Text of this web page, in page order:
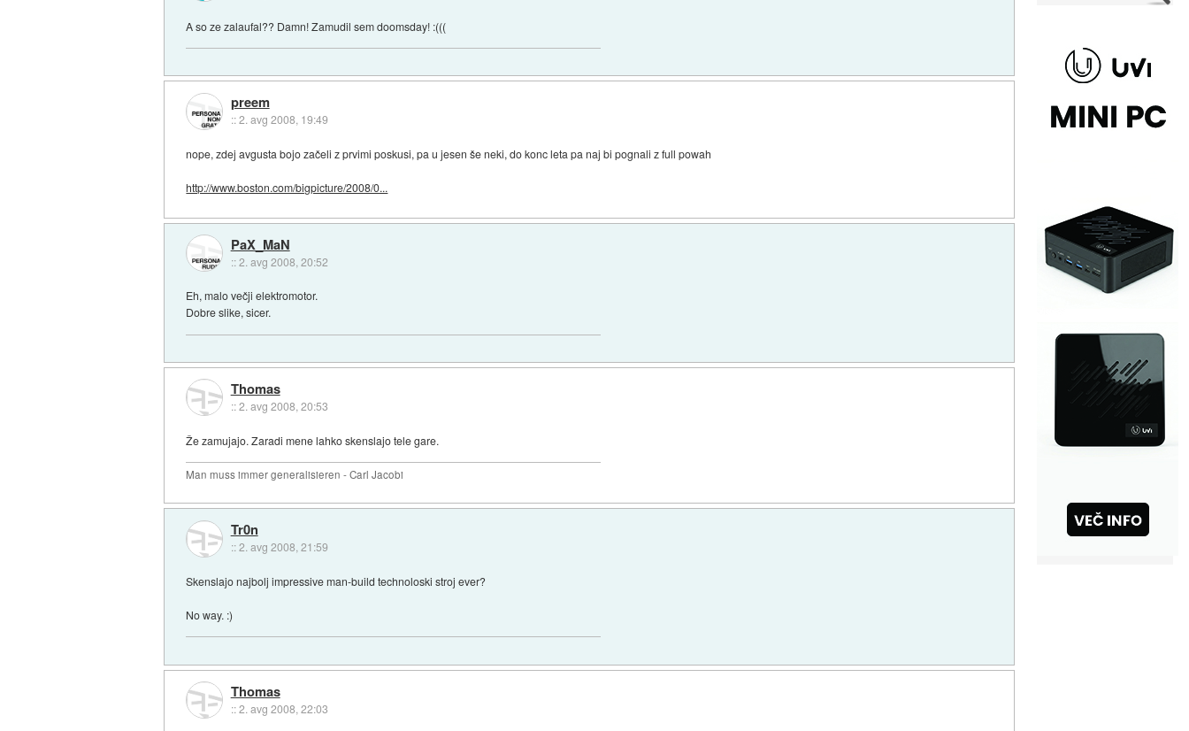
A so ze zalaufal?? Damn! Zamudil sem doomsday! :(((
preem
::2. avg 2008, 19:49
nope, zdej avgusta bojo začeli z prvimi poskusi, pa u jesen še neki, do konc leta pa naj bi pognali z full powah
http://www.boston.com/bigpicture/2008/0...
PaX_MaN
::2. avg 2008, 20:52
Eh, malo večji elektromotor.
Dobre slike, sicer.
Thomas
::2. avg 2008, 20:53
Že zamujajo. Zaradi mene lahko skenslajo tele gare.
Man muss immer generalisieren - Carl Jacobi
Tr0n
::2. avg 2008, 21:59
Skenslajo najbolj impressive man-build technoloski stroj ever?
No way. :)
Thomas
::2. avg 2008, 22:03